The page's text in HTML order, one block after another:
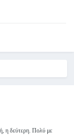
η δεύτερη. Πολύ με